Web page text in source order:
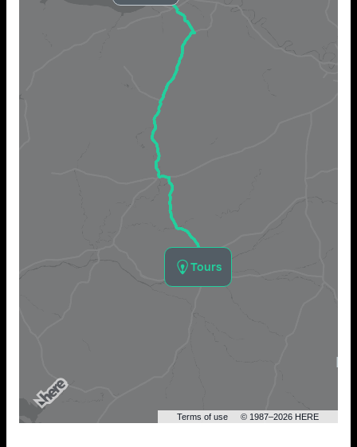
Tours
Terms of use © 1987–2026 HERE